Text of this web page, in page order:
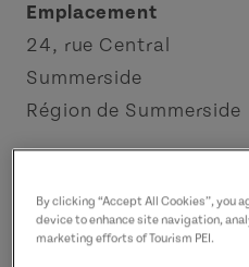
Emplacement
24, rue Central
Summerside
Région de Summerside
9027242055(P)
By clicking “Accept All Cookies”, you
device to enhance site navigation,
marketing efforts of Tourism PEI.